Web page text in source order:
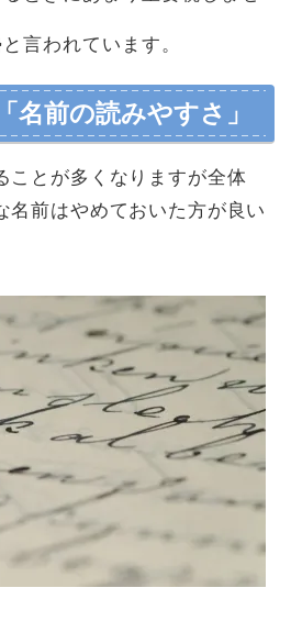
言われています。
名前の読みやすさ」
ことが多くなりますが全体
名前はやめておいた方が良い